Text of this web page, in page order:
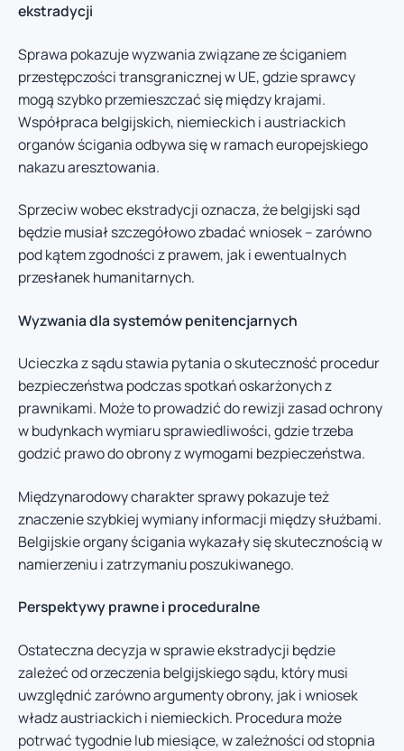
ekstradycji
Sprawa pokazuje wyzwania związane ze ściganiem
przestępczości transgranicznej w UE, gdzie sprawcy
mogą szybko przemieszczać się między krajami.
Współpraca belgijskich, niemieckich i austriackich
organów ścigania odbywa się w ramach europejskiego
nakazu aresztowania.
Sprzeciw wobec ekstradycji oznacza, że belgijski sąd
będzie musiał szczegółowo zbadać wniosek – zarówno
pod kątem zgodności z prawem, jak i ewentualnych
przesłanek humanitarnych.
Wyzwania dla systemów penitencjarnych
Ucieczka z sądu stawia pytania o skuteczność procedur
bezpieczeństwa podczas spotkań oskarżonych z
prawnikami. Może to prowadzić do rewizji zasad ochrony
w budynkach wymiaru sprawiedliwości, gdzie trzeba
godzić prawo do obrony z wymogami bezpieczeństwa.
Międzynarodowy charakter sprawy pokazuje też
znaczenie szybkiej wymiany informacji między służbami.
Belgijskie organy ścigania wykazały się skutecznością w
namierzeniu i zatrzymaniu poszukiwanego.
Perspektywy prawne i proceduralne
Ostateczna decyzja w sprawie ekstradycji będzie
zależeć od orzeczenia belgijskiego sądu, który musi
uwzględnić zarówno argumenty obrony, jak i wniosek
władz austriackich i niemieckich. Procedura może
potrwać tygodnie lub miesiące, w zależności od stopnia